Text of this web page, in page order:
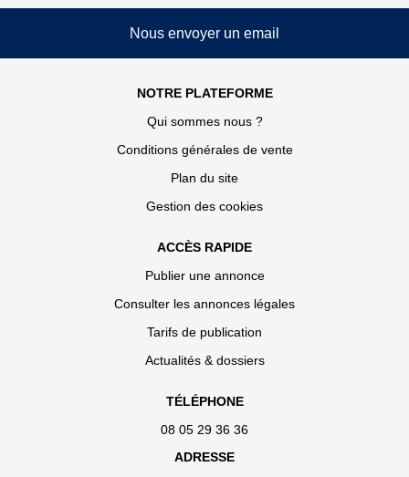
Nous envoyer un email
NOTRE PLATEFORME
Qui sommes nous ?
Conditions générales de vente
Plan du site
Gestion des cookies
ACCÈS RAPIDE
Publier une annonce
Consulter les annonces légales
Tarifs de publication
Actualités & dossiers
TÉLÉPHONE
08 05 29 36 36
ADRESSE